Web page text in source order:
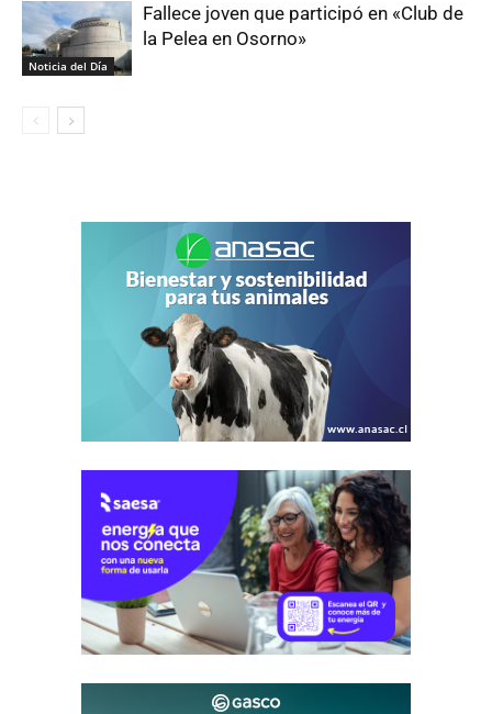
Noticia del Día
Fallece joven que participó en «Club de
la Pelea en Osorno»